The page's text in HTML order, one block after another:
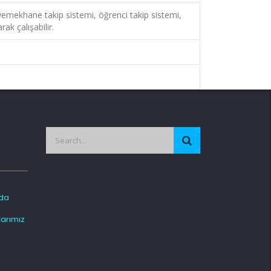
takip sistemi, öğrenci takip sistemi,
çalışabilir.